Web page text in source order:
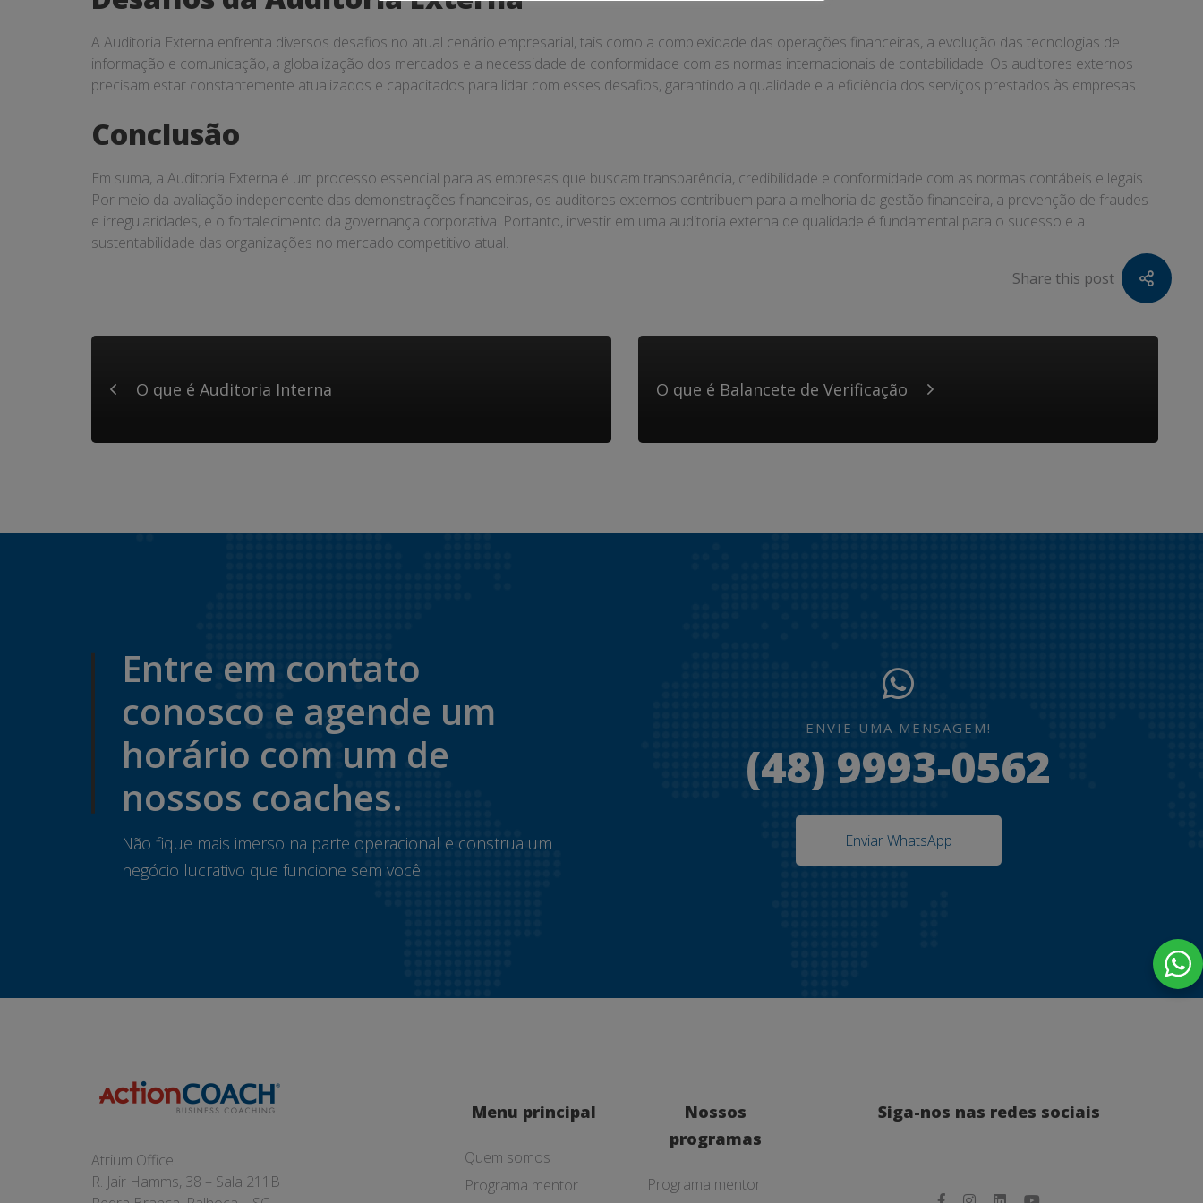
A Auditoria Externa enfrenta diversos desafios no atual cenário empresarial, tais como a complexidade das operações financeiras, a evolução das tecnologias de
informação e comunicação, a globalização dos mercados e a necessidade de conformidade com as normas internacionais de contabilidade. Os auditores externos
precisam estar constantemente atualizados e capacitados para lidar com esses desafios, garantindo a qualidade e a eficiência dos serviços prestados às empresas.
Conclusão
Em suma, a Auditoria Externa é um processo essencial para as empresas que buscam transparência, credibilidade e conformidade com as normas contábeis e legais.
Por meio da avaliação independente das demonstrações financeiras, os auditores externos contribuem para a melhoria da gestão financeira, a prevenção de fraudes
e irregularidades, e o fortalecimento da governança corporativa. Portanto, investir em uma auditoria externa de qualidade é fundamental para o sucesso e a
sustentabilidade das organizações no mercado competitivo atual.
Share this post
O que é Auditoria Interna O que é Balancete de Verificação
Entre em contato
conosco e agende um
horário com um de
nossos coaches.
Não fique mais imerso na parte operacional e construa um
negócio lucrativo que funcione sem você.
ENVIE UMA MENSAGEM!
(48) 9993-0562
Enviar WhatsApp
Atrium Office
R. Jair Hamms, 38 – Sala 211B
Menu principal
Quem somos
Programa mentor
Nossos
programas
Programa mentor
Siga-nos nas redes sociais